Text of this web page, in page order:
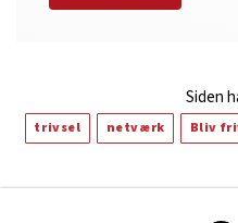
Siden
trivsel netværk Bliv